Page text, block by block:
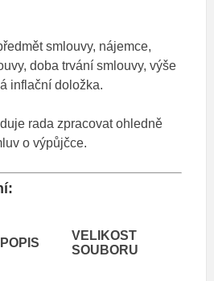
smlouvy, nájemce,
doba trvání smlouvy, výše
inflační doložka.
rada zpracovat ohledně
o výpůjčce.
POPIS
VELIKOST
SOUBORU